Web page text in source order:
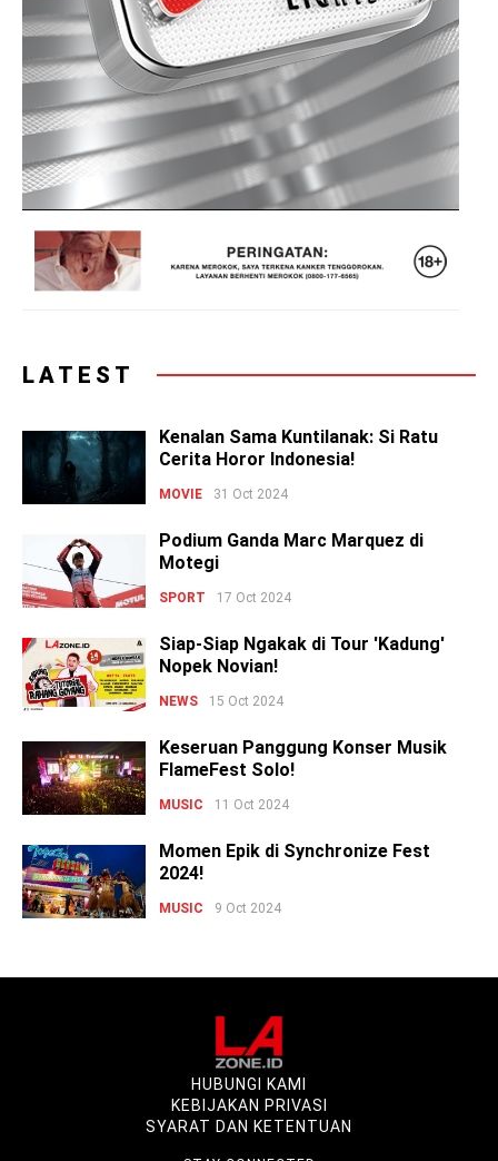
LATEST
Kenalan Sama Kuntilanak: Si Ratu
Cerita Horor Indonesia!
MOVIE 31 Oct 2024
Podium Ganda Marc Marquez di
Motegi
SPORT 17 Oct 2024
Siap-Siap Ngakak di Tour 'Kadung'
Nopek Novian!
NEWS 15 Oct 2024
Keseruan Panggung Konser Musik
FlameFest Solo!
MUSIC 11 Oct 2024
Momen Epik di Synchronize Fest
2024!
MUSIC 9 Oct 2024
HUBUNGI KAMI
KEBIJAKAN PRIVASI
SYARAT DAN KETENTUAN